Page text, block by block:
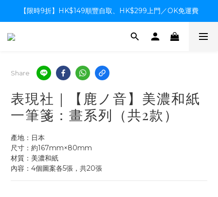
【限時9折】HK$149順豐自取、HK$299上門／OK免運費
【限時9折】HK$149順豐自取、HK$299上門／OK免運費
支付系統升級中，暫停信用卡支付至8月中，造成不便感謝諒解
Share
表現社｜【鹿ノ音】美濃和紙
一筆箋：畫系列（共2款）
產地：日本
尺寸：約167mm×80mm
材質：美濃和紙
內容：4個圖案各5張，共20張